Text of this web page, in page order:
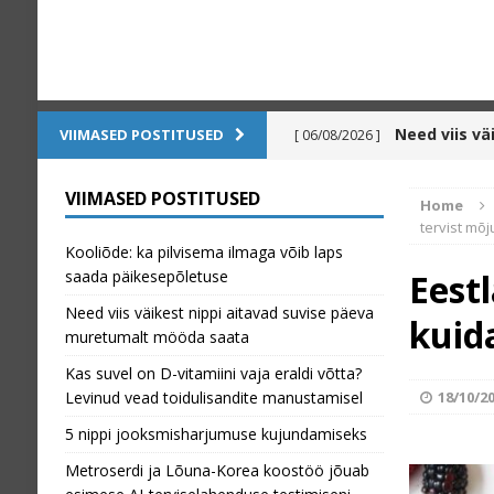
VIIMASED POSTITUSED [ 06/08/2026 ] Need viis
Kas suvel
toidulisandite
[ 30/07/2026 ] 5 nippi
[ 24/07/2026 ]
terviselahenduse
[ 06/08/2026 ]
Home
tervist
18/10/
VIIMASED POSTITUSED
Kooliõde: ka pilvisema ilmaga võib laps
saada päikesepõletuse
Need viis väikest nippi aitavad suvise päeva
muretumalt mööda saata
Kas suvel on D-vitamiini vaja eraldi võtta?
Levinud vead toidulisandite manustamisel
5 nippi jooksmisharjumuse kujundamiseks
Metroserdi ja Lõuna-Korea koostöö jõuab